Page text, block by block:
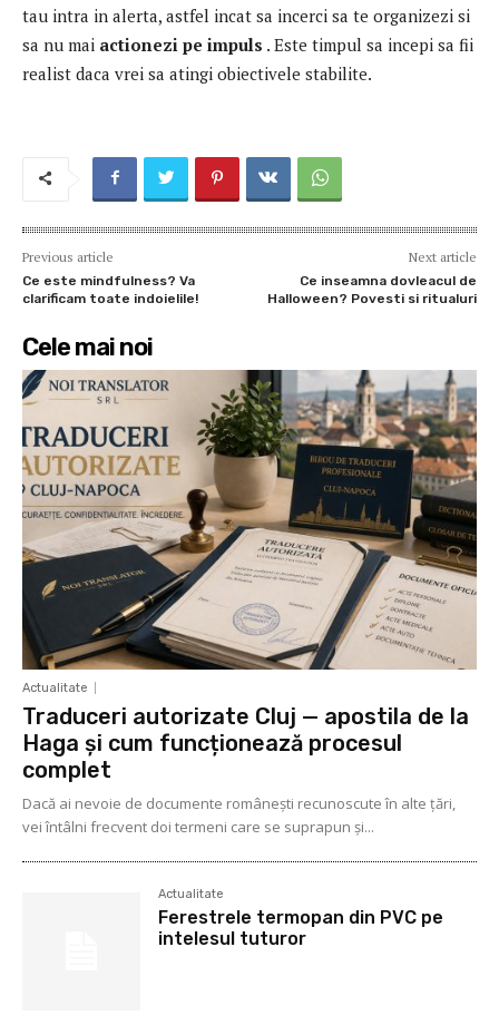
tau intra in alerta, astfel incat sa incerci sa te organizezi si
sa nu mai actionezi pe impuls . Este timpul sa incepi sa fii
realist daca vrei sa atingi obiectivele stabilite.
Previous article
Ce este mindfulness? Va
clarificam toate indoielile!
Next article
Ce inseamna dovleacul de
Halloween? Povesti si ritualuri
Cele mai noi
Actualitate
Traduceri autorizate Cluj — apostila de la
Haga și cum funcționează procesul
complet
Dacă ai nevoie de documente românești recunoscute în alte țări,
vei întâlni frecvent doi termeni care se suprapun și...
Actualitate
Ferestrele termopan din PVC pe
intelesul tuturor